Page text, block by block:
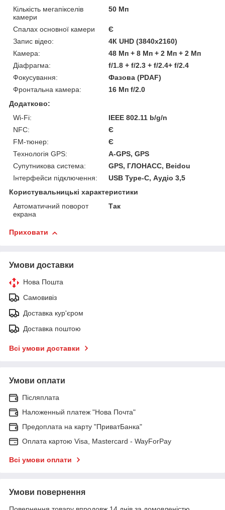
Кількість мегапікселів
камери
50 Мп
Спалах основної камери
Є
Запис відео:
4К UHD (3840x2160)
Камера:
48 Мп + 8 Мп + 2 Мп + 2 Мп
Діафрагма:
f/1.8 + f/2.3 + f/2.4+ f/2.4
Фокусування:
Фазова (PDAF)
Фронтальна камера:
16 Мп f/2.0
Додатково:
Wi-Fi:
IEEE 802.11 b/g/n
NFC:
Є
FM-тюнер:
Є
Технологія GPS:
A-GPS, GPS
Супутникова система:
GPS, ГЛОНАСС, Beidou
Інтерфейси підключення:
USB Type-C, Аудіо 3,5
Користувальницькі характеристики
Автоматичний поворот
екрана
Так
Приховати
Умови доставки
Нова Пошта
Самовивіз
Доставка кур'єром
Доставка поштою
Всі умови доставки
Умови оплати
Післяплата
Наложенный платеж "Нова Почта"
Предоплата на карту "ПриватБанка"
Оплата картою Visa, Mastercard - WayForPay
Всі умови оплати
Умови повернення